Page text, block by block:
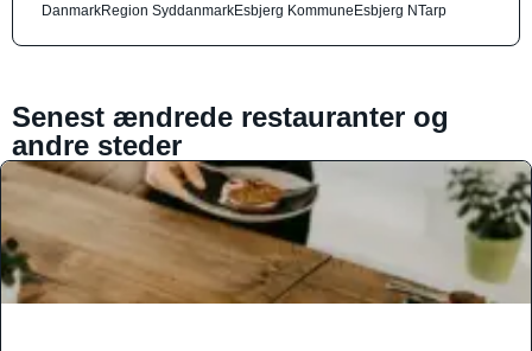
DanmarkRegion SyddanmarkEsbjerg KommuneEsbjerg NTarp
Senest ændrede restauranter og
andre steder